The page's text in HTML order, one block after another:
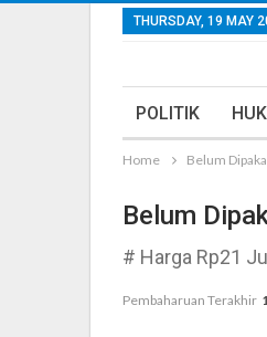
THURSDAY, 19 MAY
POLITIK
Home Belum
Belum
# Harga Rp21
Pembaharuan Terakhir